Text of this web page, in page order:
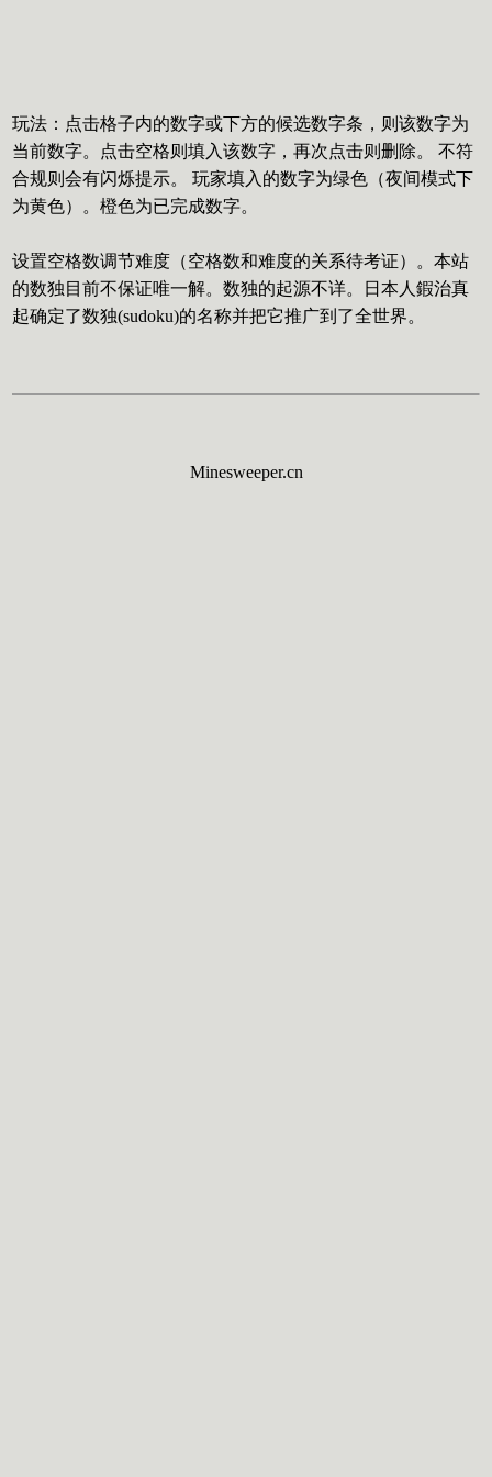
玩法：点击格子内的数字或下方的候选数字条，则该数字为
当前数字。点击空格则填入该数字，再次点击则删除。 不符
合规则会有闪烁提示。 玩家填入的数字为绿色（夜间模式下
为黄色）。橙色为已完成数字。
设置空格数调节难度（空格数和难度的关系待考证）。本站
的数独目前不保证唯一解。数独的起源不详。日本人鍜治真
起确定了数独(sudoku)的名称并把它推广到了全世界。
Minesweeper.cn